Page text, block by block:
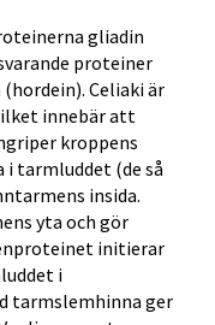
gliadin
proteiner
Celiaki är
innebär att
kroppens
i tarmluddet (de så
insida.
yta och gör
initierar
i
tarmslemhinna ger